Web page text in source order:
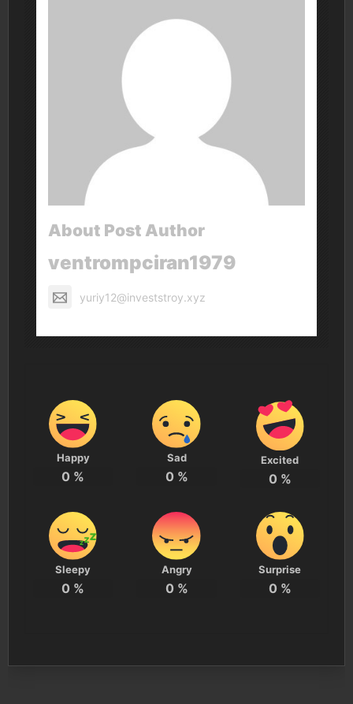
About Post Author
ventrompciran1979
yuriy12@investstroy.xyz
Happy
0 %
Sad
0 %
Excited
0 %
Sleepy
0 %
Angry
0 %
Surprise
0 %